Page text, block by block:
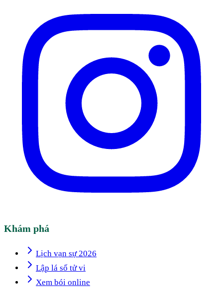
Khám phá
Lịch vạn sự 2026
Lập lá số tử vi
Xem bói online